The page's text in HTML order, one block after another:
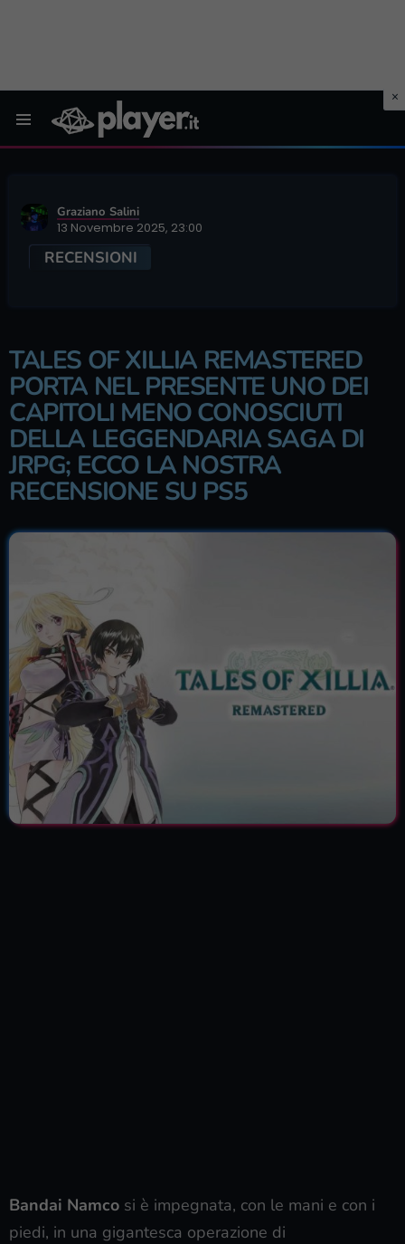
Graziano Salini
13 Novembre 2025, 23:00
RECENSIONI
TALES OF XILLIA REMASTERED
PORTA NEL PRESENTE UNO DEI
CAPITOLI MENO CONOSCIUTI
DELLA LEGGENDARIA SAGA DI
JRPG; ECCO LA NOSTRA
RECENSIONE SU PS5
Bandai Namco si è impegnata, con le mani e con i
piedi, in una gigantesca operazione di